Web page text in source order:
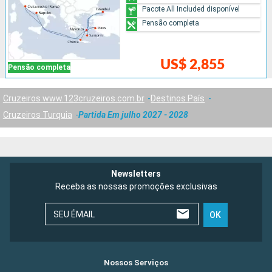
Pensão completa US$ 2,855
Pacote All Included disponível
Pensão completa
Cruzeiros www.123cruzeiros.com.br
Destinos País
Cruzeiros Turquia
Partida Em julho 2027 - 2028
Newsletters
Receba as nossas promoções exclusivas
SEU ÉMAIL OK
Nossos Serviços